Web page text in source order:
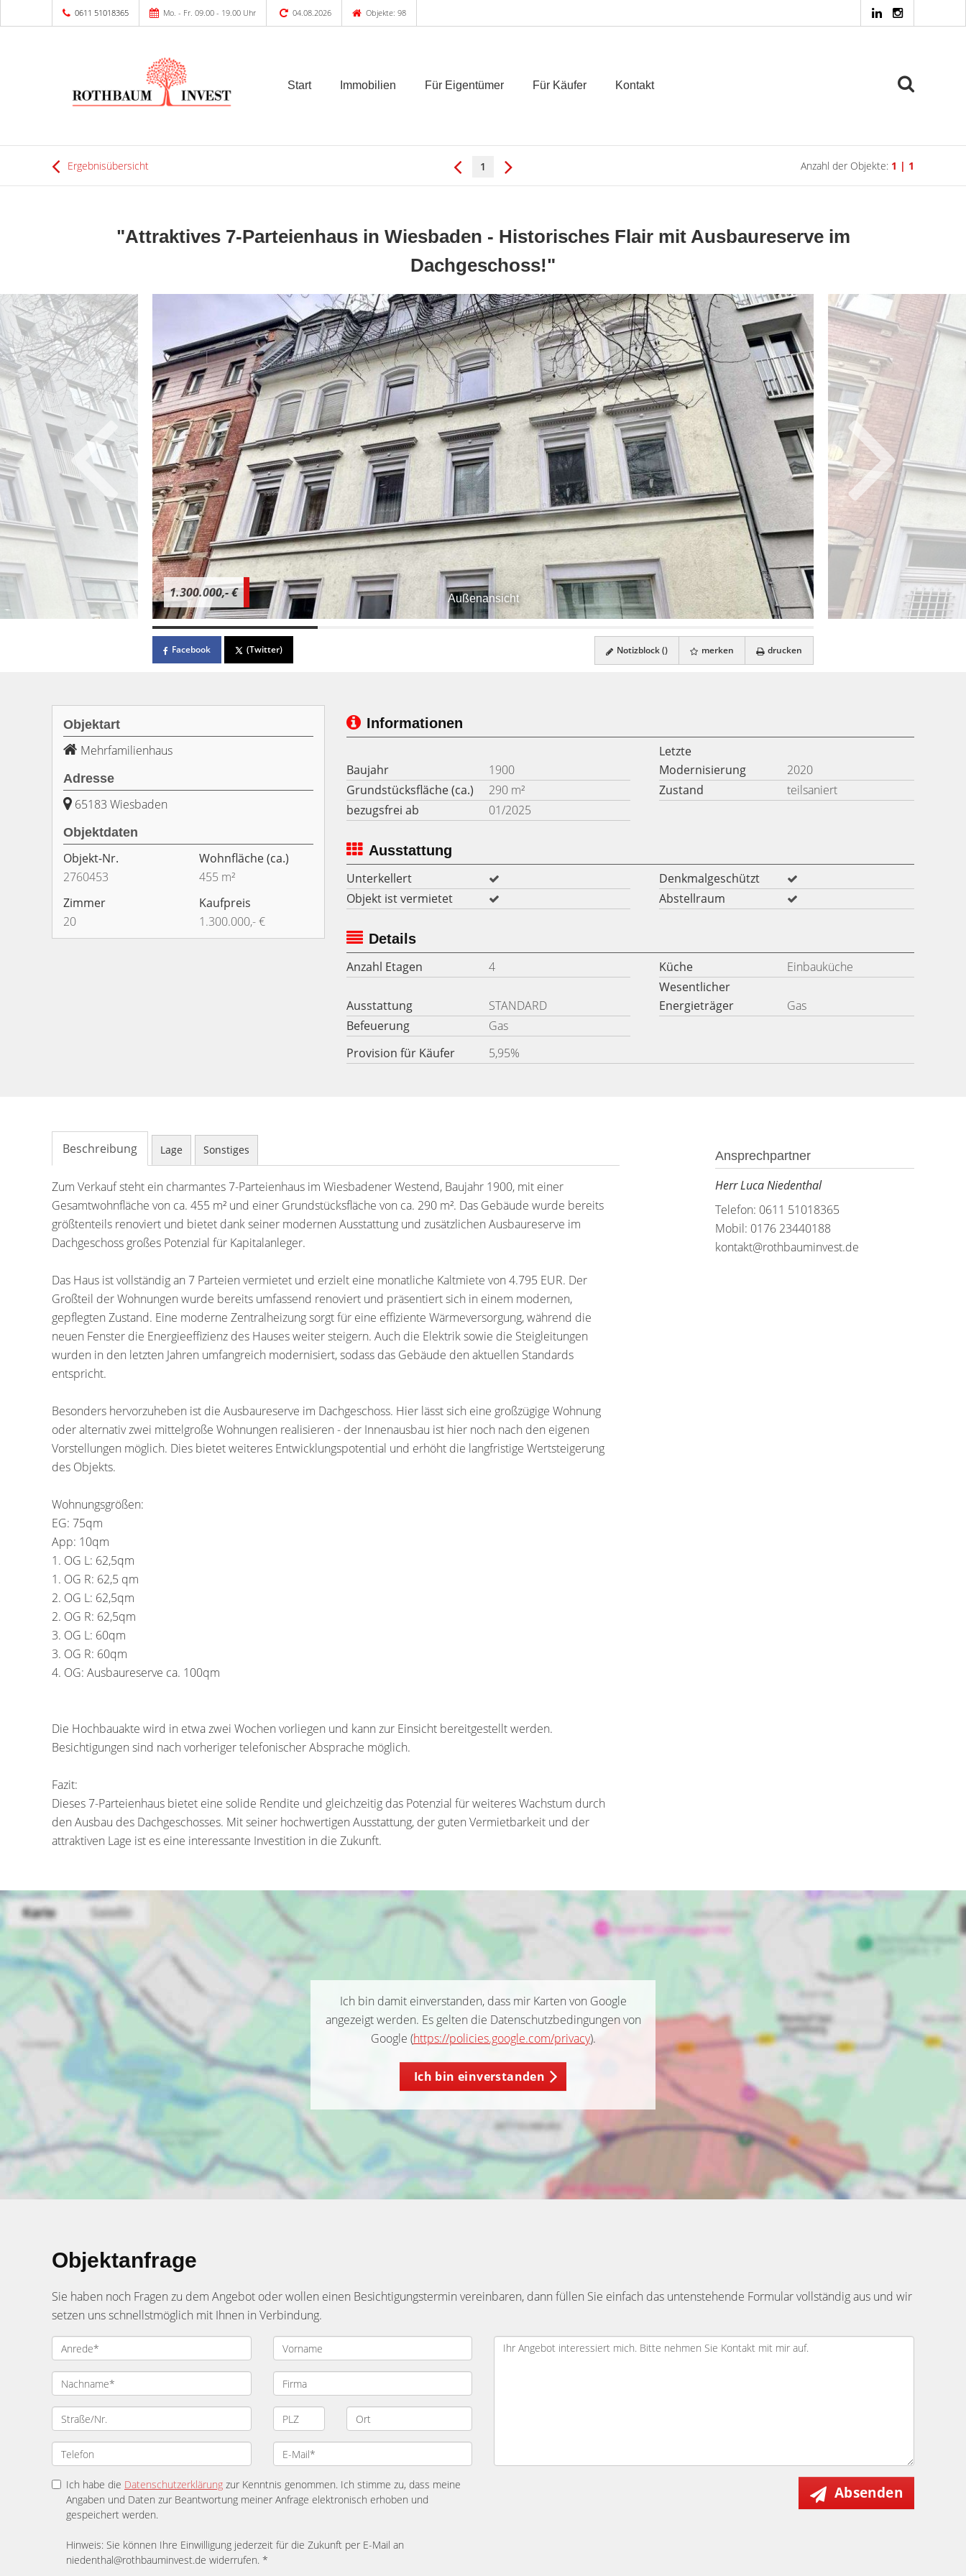
0611 51018365 Mo. - Fr. 09.00 - 19.00 Uhr 04.08.2026 Objekte: 98
Start Immobilien Für Eigentümer Für Käufer Kontakt
Ergebnisübersicht 1 Anzahl der Objekte: 1 | 1
"Attraktives 7-Parteienhaus in Wiesbaden - Historisches Flair mit Ausbaureserve im
Dachgeschoss!"
Außenansicht
1.300.000,- €
Facebook (Twitter) Notizblock () merken drucken
Objektart
Mehrfamilienhaus
Adresse
65183 Wiesbaden
Objektdaten
Objekt-Nr.
2760453
Wohnfläche(ca.)
455 m²
Zimmer
20
Kaufpreis
1.300.000,- €
Informationen
Baujahr 1900
Letzte
Modernisierung
2020
Grundstücksfläche (ca.)
290 m² Zustand
teilsaniert
bezugsfrei ab
01/2025
Ausstattung
Unterkellert
Denkmalgeschützt
Objekt ist vermietet
Abstellraum
Details
Anzahl Etagen
4 Küche Einbauküche
Ausstattung STANDARD
Wesentlicher
Energieträger
Gas
Befeuerung
Gas
Provision für Käufer
5,95%
Beschreibung Lage Sonstiges
Zum Verkauf steht ein charmantes 7-Parteienhaus im Wiesbadener Westend, Baujahr 1900, mit einer
Gesamtwohnfläche von ca. 455 m² und einer Grundstücksfläche von ca. 290 m². Das Gebäude wurde bereits
größtenteils renoviert und bietet dank seiner modernen Ausstattung und zusätzlichen Ausbaureserve im
Dachgeschoss großes Potenzial für Kapitalanleger.
Das Haus ist vollständig an 7 Parteien vermietet und erzielt eine monatliche Kaltmiete von 4.795 EUR. Der
Großteil der Wohnungen wurde bereits umfassend renoviert und präsentiert sich in einem modernen,
gepflegten Zustand. Eine moderne Zentralheizung sorgt für eine effiziente Wärmeversorgung, während die
neuen Fenster die Energieeffizienz des Hauses weiter steigern. Auch die Elektrik sowie die Steigleitungen
wurden in den letzten Jahren umfangreich modernisiert, sodass das Gebäude den aktuellen Standards
entspricht.
Besonders hervorzuheben ist die Ausbaureserve im Dachgeschoss. Hier lässt sich eine großzügige Wohnung
oder alternativ zwei mittelgroße Wohnungen realisieren - der Innenausbau ist hier noch nach den eigenen
Vorstellungen möglich. Dies bietet weiteres Entwicklungspotential und erhöht die langfristige Wertsteigerung
des Objekts.
Wohnungsgrößen:
EG: 75qm
App: 10qm
1. OG L: 62,5qm
1. OG R: 62,5 qm
2. OG L: 62,5qm
2. OG R: 62,5qm
3. OG L: 60qm
3. OG R: 60qm
4. OG: Ausbaureserve ca. 100qm
Die Hochbauakte wird in etwa zwei Wochen vorliegen und kann zur Einsicht bereitgestellt werden.
Besichtigungen sind nach vorheriger telefonischer Absprache möglich.
Fazit:
Dieses 7-Parteienhaus bietet eine solide Rendite und gleichzeitig das Potenzial für weiteres Wachstum durch
den Ausbau des Dachgeschosses. Mit seiner hochwertigen Ausstattung, der guten Vermietbarkeit und der
attraktiven Lage ist es eine interessante Investition in die Zukunft.
Ansprechpartner
Herr Luca Niedenthal
Telefon: 0611 51018365
Mobil: 0176 23440188
kontakt@rothbauminvest.de
Ich bin damit einverstanden, dass mir Karten von Google
angezeigt werden. Es gelten die Datenschutzbedingungen von
Google (https://policies.google.com/privacy).
Ich bin einverstanden
Objektanfrage
Sie haben noch Fragen zu dem Angebot oder wollen einen Besichtigungstermin vereinbaren, dann füllen Sie einfach das untenstehende Formular vollständig aus und wir
setzen uns schnellstmöglich mit Ihnen in Verbindung.
Ich habe die Datenschutzerklärung zur Kenntnis genommen. Ich stimme zu, dass meine
Angaben und Daten zur Beantwortung meiner Anfrage elektronisch erhoben und
gespeichert werden.
Hinweis: Sie können Ihre Einwilligung jederzeit für die Zukunft per E-Mail an
niedenthal@rothbauminvest.de widerrufen. *
Absenden